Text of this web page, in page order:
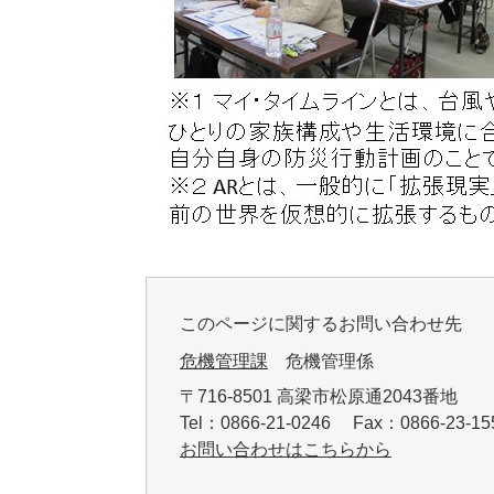
このページに関するお問い合わせ先
危機管理課 危機管理係
〒716-8501 高梁市松原通2043番地
Tel：0866-21-0246 Fax：0866-23-
お問い合わせはこちらから